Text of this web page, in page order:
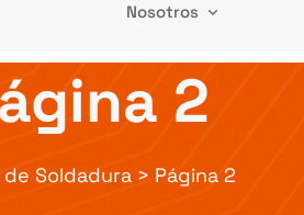
Nosotros de
2
Soldadura > Página 2